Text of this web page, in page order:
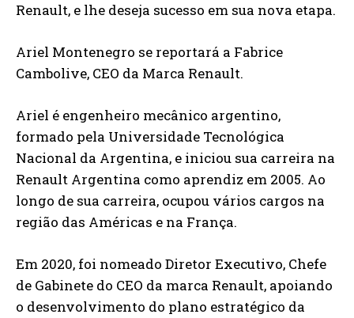
Renault, e lhe deseja sucesso em sua nova etapa.
Ariel Montenegro se reportará a Fabrice
Cambolive, CEO da Marca Renault.
Ariel é engenheiro mecânico argentino,
formado pela Universidade Tecnológica
Nacional da Argentina, e iniciou sua carreira na
Renault Argentina como aprendiz em 2005. Ao
longo de sua carreira, ocupou vários cargos na
região das Américas e na França.
Em 2020, foi nomeado Diretor Executivo, Chefe
de Gabinete do CEO da marca Renault, apoiando
o desenvolvimento do plano estratégico da